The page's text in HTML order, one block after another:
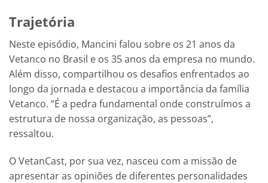
Trajetória
Neste episódio, Mancini falou sobre os 21 anos da
Vetanco no Brasil e os 35 anos da empresa no mundo.
Além disso, compartilhou os desafios enfrentados ao
longo da jornada e destacou a importância da família
Vetanco. “É a pedra fundamental onde construímos a
estrutura de nossa organização, as pessoas”,
ressaltou.
O VetanCast, por sua vez, nasceu com a missão de
apresentar as opiniões de diferentes personalidades